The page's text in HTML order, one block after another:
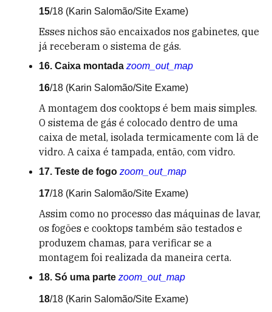
15/18 (Karin Salomão/Site Exame)
Esses nichos são encaixados nos gabinetes, que
já receberam o sistema de gás.
16. Caixa montada zoom_out_map
16/18 (Karin Salomão/Site Exame)
A montagem dos cooktops é bem mais simples.
O sistema de gás é colocado dentro de uma
caixa de metal, isolada termicamente com lã de
vidro. A caixa é tampada, então, com vidro.
17. Teste de fogo zoom_out_map
17/18 (Karin Salomão/Site Exame)
Assim como no processo das máquinas de lavar,
os fogões e cooktops também são testados e
produzem chamas, para verificar se a
montagem foi realizada da maneira certa.
18. Só uma parte zoom_out_map
18/18 (Karin Salomão/Site Exame)